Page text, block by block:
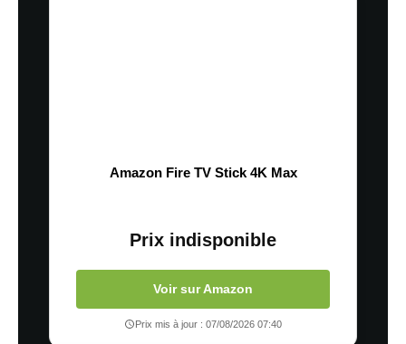
Amazon Fire TV Stick 4K Max
Prix indisponible
Voir sur Amazon
Prix mis à jour : 07/08/2026 07:40